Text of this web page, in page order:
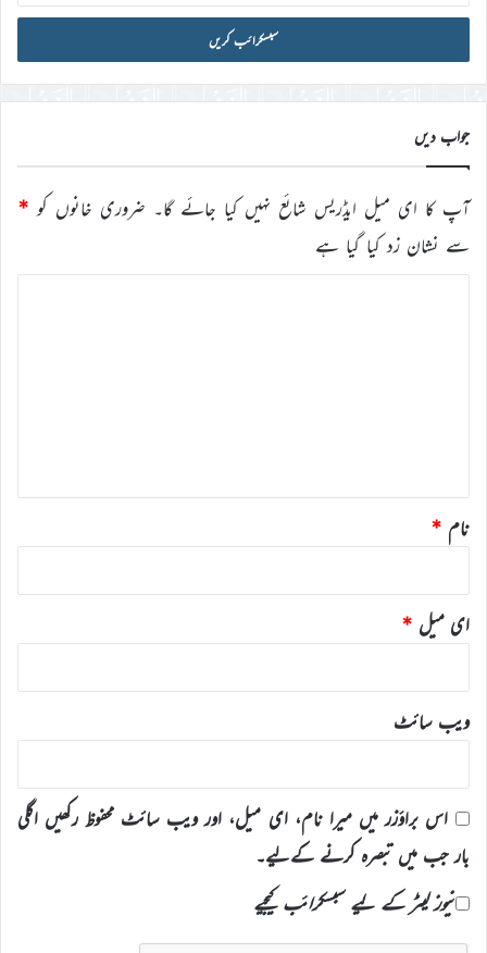
میل
ڈی
درج
کریں
جواب دیں
آپ کا ای میل ایڈریس شائع نہیں کیا جائے گا۔ ضروری خانوں کو *
سے نشان زد کیا گیا ہے
نام *
ای میل *
ویب‌ سائٹ
اس براؤزر میں میرا نام، ای میل، اور ویب سائٹ محفوظ رکھیں اگلی
بار جب میں تبصرہ کرنے کےلیے۔
نیوز لیٹر کے لیے سبسکرائب کیجیے